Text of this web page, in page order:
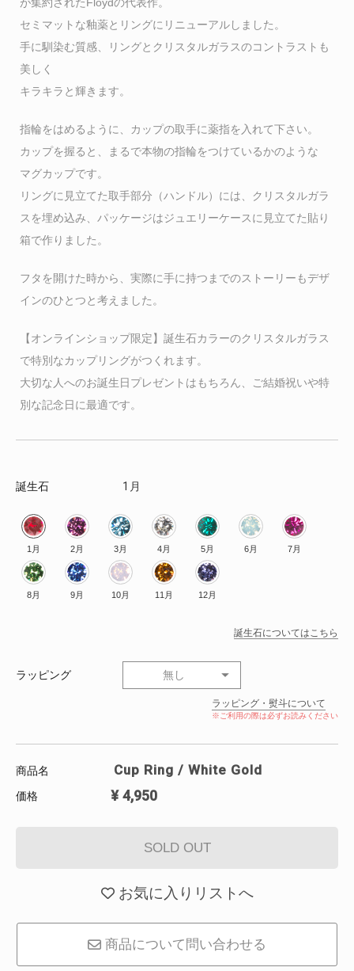
セミマットな釉薬とリングにリニューアルしました。
手に馴染む質感、リングとクリスタルガラスのコントラストも
美しく
キラキラと輝きます。
指輪をはめるように、カップの取手に薬指を入れて下さい。
カップを握ると、まるで本物の指輪をつけているかのような
マグカップです。
リングに見立てた取手部分（ハンドル）には、クリスタルガラ
スを埋め込み、パッケージはジュエリーケースに見立てた貼り
箱で作りました。
フタを開けた時から、実際に手に持つまでのストーリーもデザ
インのひとつと考えました。
【オンラインショップ限定】誕生石カラーのクリスタルガラス
で特別なカップリングがつくれます。
大切な人へのお誕生日プレゼントはもちろん、ご結婚祝いや特
別な記念日に最適です。
誕生石 1月
1月 2月 3月 4月 5月 6月 7月
8月 9月 10月 11月 12月
誕生石についてはこちら
ラッピング 無し
ラッピング・熨斗について
※ご利用の際は必ずお読みください
商品名 Cup Ring / White Gold
価格 ¥ 4,950
SOLD OUT
お気に入りリストへ
商品について問い合わせる